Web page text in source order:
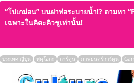
한국어
繁體中文
English
“โปเกม่อน” บนฝาท่อระบายน้ำ!? ตามหา
เฉพาะในคิตะคิวชูเท่านั้น!
ประเทศ ญี่ปุ่น ฟุคุโอกะ การ์ตูน ภาพยนตร์การ์ตูน